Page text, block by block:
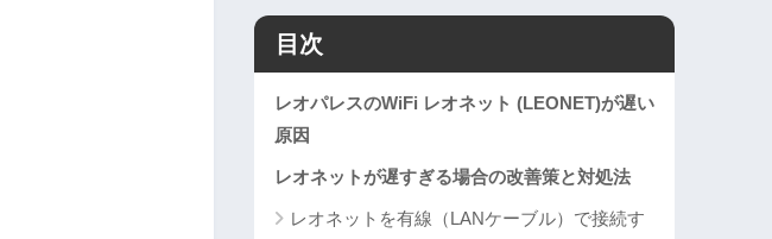
目次
レオパレスのWiFi レオネット (LEONET)が遅い
原因
レオネットが遅すぎる場合の改善策と対処法
レオネットを有線（LANケーブル）で接続す